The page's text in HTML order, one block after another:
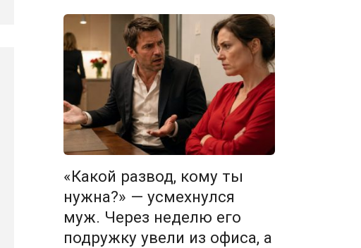
«Какой развод, кому ты
нужна?» — усмехнулся
муж. Через неделю его
подружку увели из офиса, а